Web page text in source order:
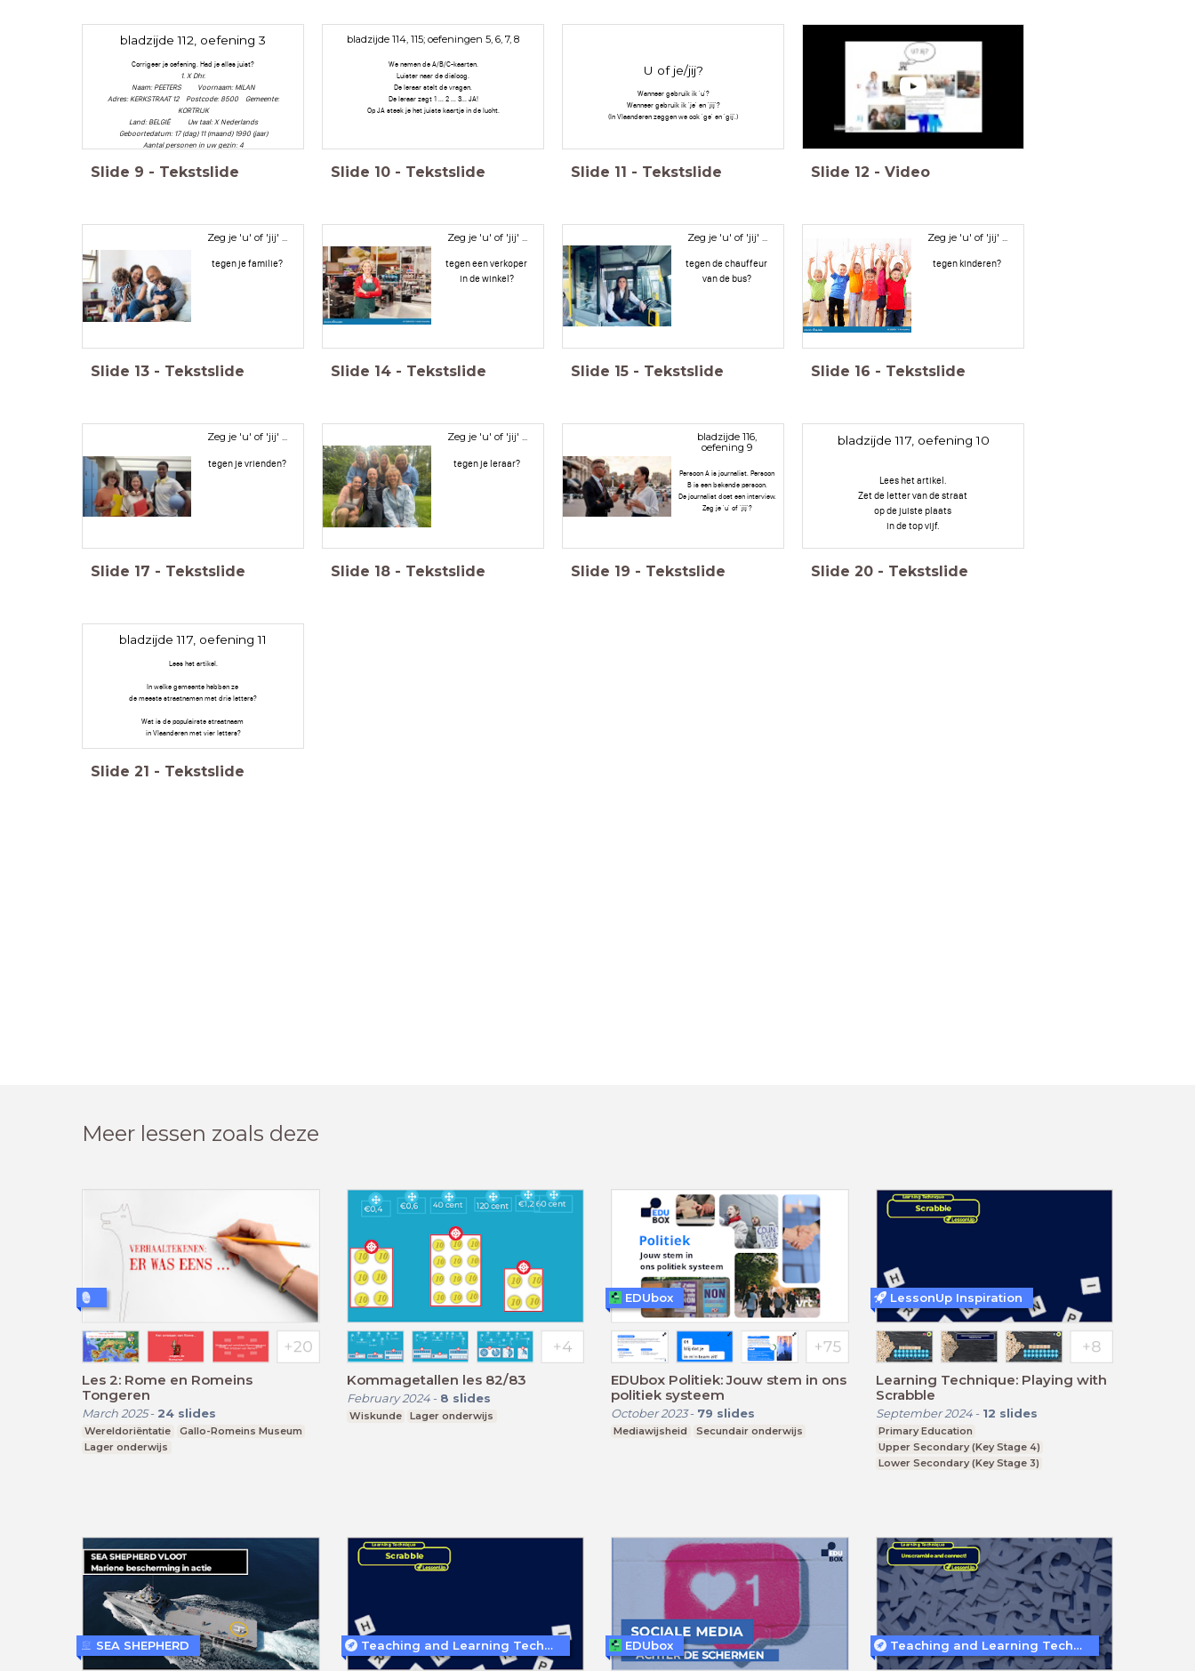
bladzijde 112, oefening 3
Corrigeer je oefening. Had je alles juist?
1. X Dhr.
Naam: PEETERS Voornaam: MILAN
Adres: KERKSTRAAT 12 Postcode: 8500 Gemeente:
KORTRIJK
Land: BELGIË Uw taal: X Nederlands
Geboortedatum: 17 (dag) 11 (maand) 1990 (jaar)
Aantal personen in uw gezin: 4
Slide 9 - Tekstslide
bladzijde 114, 115; oefeningen 5, 6, 7, 8
We nemen de A/B/C-kaarten.
Luister naar de dialoog.
De leraar stelt de vragen.
De leraar zegt 1 ... 2 ... 3... JA!
Op JA steek je het juiste kaartje in de lucht.
Slide 10 - Tekstslide
U of je/jij?
Wanneer gebruik ik 'u'?
Wanneer gebruik ik 'je' en 'jij'?
(In Vlaanderen zeggen we ook 'ge' en 'gij'.)
Slide 11 - Tekstslide Slide 12 - Video
Zeg je 'u' of 'jij' ...
tegen je familie?
Slide 13 - Tekstslide
Zeg je 'u' of 'jij' ...
tegen een verkoper
in de winkel?
Slide 14 - Tekstslide
Zeg je 'u' of 'jij' ...
tegen de chauffeur
van de bus?
Slide 15 - Tekstslide
Zeg je 'u' of 'jij' ...
tegen kinderen?
Slide 16 - Tekstslide
Zeg je 'u' of 'jij' ...
tegen je vrienden?
Slide 17 - Tekstslide
Zeg je 'u' of 'jij' ...
tegen je leraar?
Slide 18 - Tekstslide
bladzijde 116,
oefening 9
Persoon A is journalist. Persoon
B is een bekende persoon.
De journalist doet een interview.
Zeg je 'u' of 'jij'?
Slide 19 - Tekstslide
bladzijde 117, oefening 10
Lees het artikel.
Zet de letter van de straat
op de juiste plaats
in de top vijf.
Slide 20 - Tekstslide
bladzijde 117, oefening 11
Lees het artikel.
In welke gemeente hebben ze
de meeste straatnamen met drie letters?
Wat is de populairste straatnaam
in Vlaanderen met vier letters?
Slide 21 - Tekstslide
Meer lessen zoals deze
Les 2: Rome en Romeins
Tongeren
March 2025- 24 slides
Wereldoriëntatie
Gallo-Romeins Museum
Lager onderwijs
Kommagetallen les 82/83
February 2024- 8 slides
Wiskunde Lager onderwijs
EDUbox Politiek: Jouw stem in ons
politiek systeem
October 2023- 79 slides
Mediawijsheid Secundair onderwijs
EDUbox
Learning Technique: Playing with
Scrabble
September 2024- 12 slides
Primary Education
Upper Secondary (Key Stage 4)
Lower Secondary (Key Stage 3)
LessonUp Inspiration
SEA SHEPHERD Teaching and Learning Techniques EDUbox Teaching and Learning Techniques